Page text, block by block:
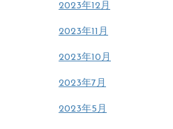
2023年12月
2023年11月
2023年10月
2023年7月
2023年5月